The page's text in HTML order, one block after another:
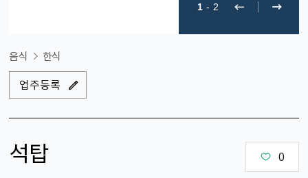
1 - 2
음식 한식
업주등록
석탑 0